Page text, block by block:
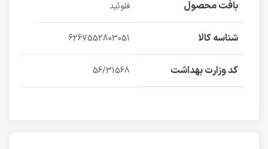
بافت محصول فلوئید
شناسه کالا 6267552803051
کد وزارت بهداشت 56/31568